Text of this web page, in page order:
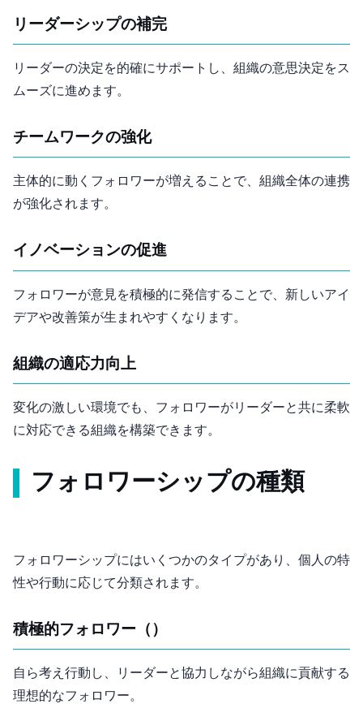
リーダーシップの補完
リーダーの決定を的確にサポートし、組織の意思決定をス
ムーズに進めます。
チームワークの強化
主体的に動くフォロワーが増えることで、組織全体の連携
が強化されます。
イノベーションの促進
フォロワーが意見を積極的に発信することで、新しいアイ
デアや改善策が生まれやすくなります。
組織の適応力向上
変化の激しい環境でも、フォロワーがリーダーと共に柔軟
に対応できる組織を構築できます。
フォロワーシップの種類
フォロワーシップにはいくつかのタイプがあり、個人の特
性や行動に応じて分類されます。
積極的フォロワー（Effective Follower）
自ら考え行動し、リーダーと協力しながら組織に貢献する
理想的なフォロワー。